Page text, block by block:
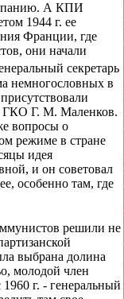
А КПИ
1944 г. ее
Франции, где
они начали
секретарь
немногословных в
ГКО Г. М. Маленков.
вопросы о
режиме в стране
идея
и он советовал
особенно там, где
решили не
выбрана долина
молодой член
г. - генеральный